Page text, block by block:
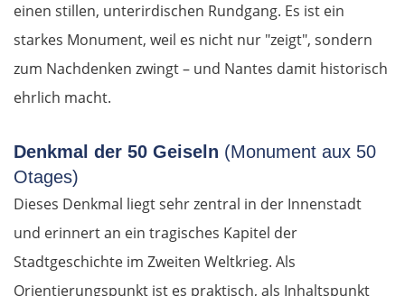
einen stillen, unterirdischen Rundgang. Es ist ein
starkes Monument, weil es nicht nur "zeigt", sondern
zum Nachdenken zwingt – und Nantes damit historisch
ehrlich macht.
Denkmal der 50 Geiseln (Monument aux 50
Otages)
Dieses Denkmal liegt sehr zentral in der Innenstadt
und erinnert an ein tragisches Kapitel der
Stadtgeschichte im Zweiten Weltkrieg. Als
Orientierungspunkt ist es praktisch, als Inhaltspunkt
Pärnu
Lettland
Riga
Jelgava
Bauska